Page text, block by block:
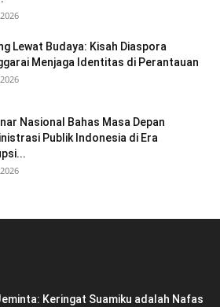
Lewat Budaya: Kisah Diaspora
Menjaga Identitas di Perantauan
Nasional Bahas Masa Depan
Publik Indonesia di Era
Keringat Suamiku adalah Nafas